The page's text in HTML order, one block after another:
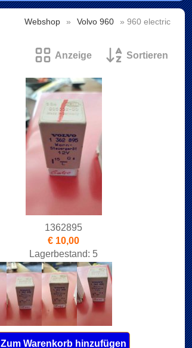
Webshop » Volvo 960 » 960 electric
Anzeige Sortieren
1362895
€ 10,00
Lagerbestand: 5
Zum Warenkorb hinzufügen